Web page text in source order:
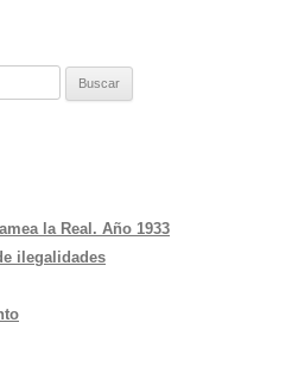
la Real. Año 1933
ilegalidades